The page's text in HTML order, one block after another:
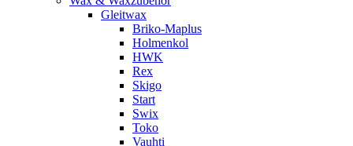
Gleitwax
Briko-Maplus
Holmenkol
HWK
Rex
Skigo
Start
Swix
Toko
Vauhti